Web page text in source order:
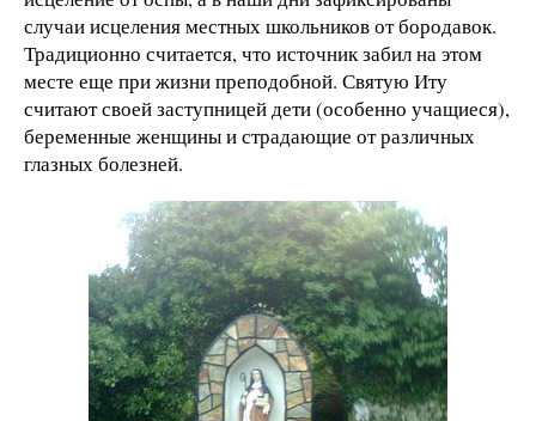
случаи исцеления местных школьников от бородавок.
Традиционно считается, что источник забил на этом
месте еще при жизни преподобной. Святую Иту
считают своей заступницей дети (особенно учащиеся),
беременные женщины и страдающие от различных
глазных болезней.